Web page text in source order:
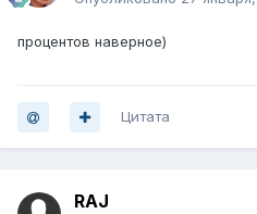
процентов наверное)
Цитата
RAJ